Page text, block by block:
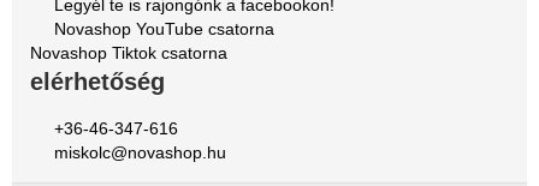
Legyél te is rajongónk a facebookon!
Novashop YouTube csatorna
Novashop Tiktok csatorna
elérhetőség
+36-46-347-616
miskolc@novashop.hu